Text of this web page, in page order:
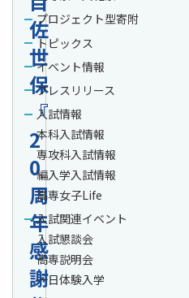
佐
世
保
『
2
0
周
年
感
謝
プロジェクト型寄附
トピックス
イベント情報
プレスリリース
入試情報
本科入試情報
専攻科入試情報
編入学入試情報
高専女子Life
入試関連イベント
入試懇談会
高専説明会
一日体験入学